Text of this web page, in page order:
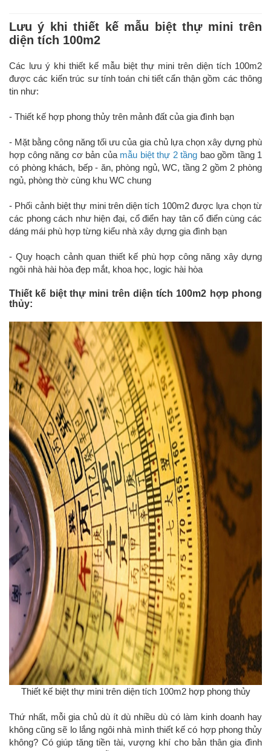
Lưu ý khi thiết kế mẫu biệt thự mini trên
diện tích 100m2
Các lưu ý khi thiết kế mẫu biệt thự mini trên diện tích 100m2
được các kiến trúc sư tính toán chi tiết cẩn thận gồm các thông
tin như:
- Thiết kế hợp phong thủy trên mảnh đất của gia đình bạn
- Mặt bằng công năng tối ưu của gia chủ lựa chọn xây dựng phù
hợp công năng cơ bản của mẫu biệt thự 2 tầng bao gồm tầng 1
có phòng khách, bếp - ăn, phòng ngủ, WC, tầng 2 gồm 2 phòng
ngủ, phòng thờ cùng khu WC chung
- Phối cảnh biệt thự mini trên diện tích 100m2 được lựa chọn từ
các phong cách như hiện đại, cổ điển hay tân cổ điển cùng các
dáng mái phù hợp từng kiểu nhà xây dựng gia đình bạn
- Quy hoạch cảnh quan thiết kế phù hợp công năng xây dựng
ngôi nhà hài hòa đẹp mắt, khoa học, logic hài hòa
Thiết kế biệt thự mini trên diện tích 100m2 hợp phong
thủy:
Thiết kế biệt thự mini trên diện tích 100m2 hợp phong thủy
Thứ nhất, mỗi gia chủ dù ít dù nhiều dù có làm kinh doanh hay
không cũng sẽ lo lắng ngôi nhà mình thiết kế có hợp phong thủy
không? Có giúp tăng tiền tài, vượng khí cho bản thân gia đình